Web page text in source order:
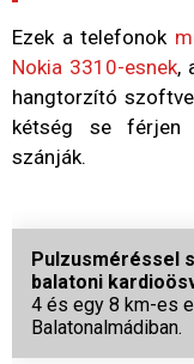
Ezek a telefonok
Nokia 3310-esnek,
hangtorzító
kétség se férjen
szánják.
Pulzusméréssel
balatoni
4 és egy 8 km-es
Balatonalmádiban.